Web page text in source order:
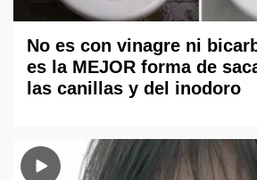
No es con vinagre ni
es la MEJOR forma de
las canillas y del inodoro